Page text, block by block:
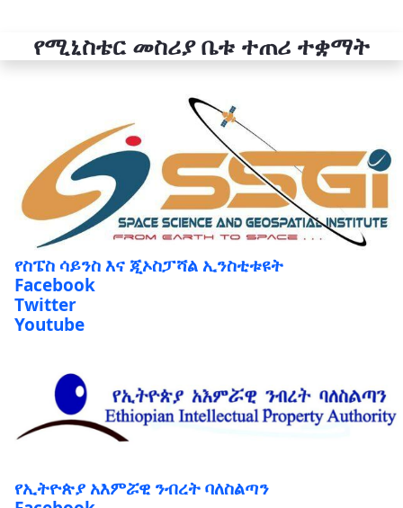
የሚኒስቴር መስሪያ ቤቱ ተጠሪ ተቋማት
የስፔስ ሳይንስ እና ጂኦስፓሻል ኢንስቲቱዩት
Facebook
Twitter
Youtube
የኢትዮጵያ አእምሯዊ ንብረት ባለስልጣን